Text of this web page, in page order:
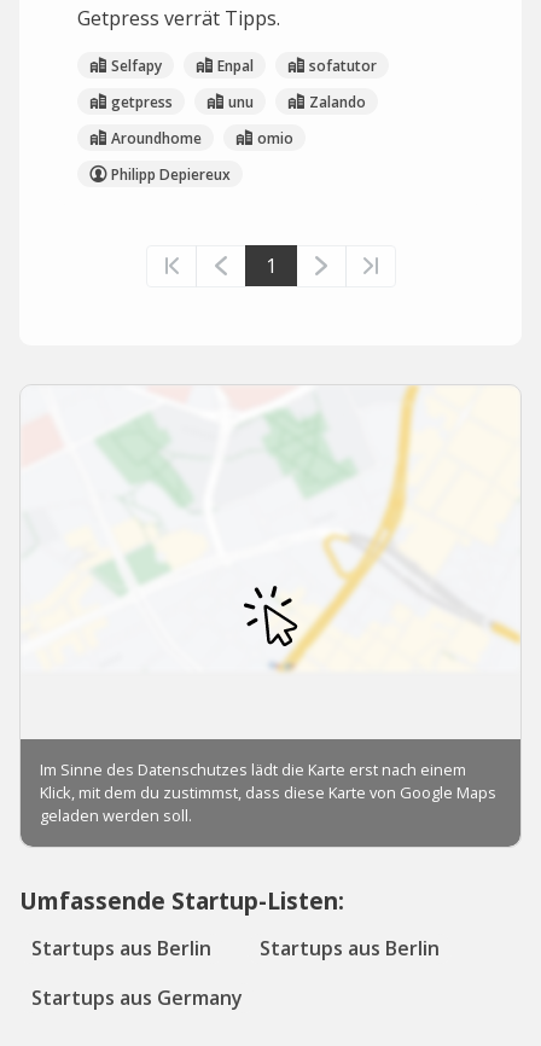
Getpress verrät Tipps.
Selfapy Enpal
sofatutor
getpress
unu
Zalando
Aroundhome
omio
Philipp Depiereux
1
Umfassende Startup-Listen:
Startups aus Berlin
Startups aus Berlin
Startups aus Germany